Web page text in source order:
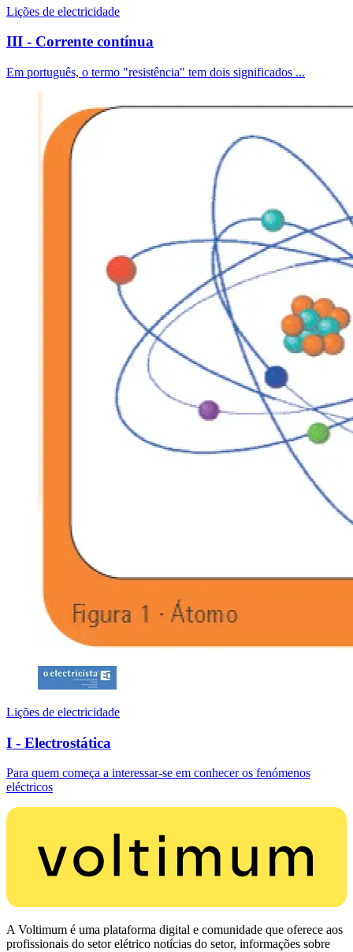
Lições de electricidade
III - Corrente contínua
Em português, o termo "resistência" tem dois significados ...
Lições de electricidade
I - Electrostática
Para quem começa a interessar-se em conhecer os fenómenos
eléctricos
A Voltimum é uma plataforma digital e comunidade que oferece aos
profissionais do setor elétrico notícias do setor, informações sobre